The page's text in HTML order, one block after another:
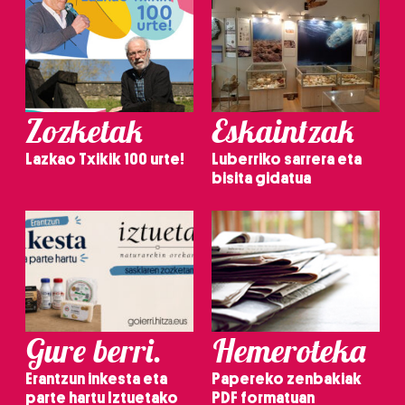
Zozketak
Lazkao Txikik 100 urte!
Eskaintzak
Luberriko sarrera eta
bisita gidatua
Gure berri.
Erantzun inkesta eta
parte hartu Iztuetako
Hemeroteka
Papereko zenbakiak
PDF formatuan